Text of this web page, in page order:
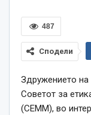
487
Сподели
Здружението
Советот за
(СЕММ), во